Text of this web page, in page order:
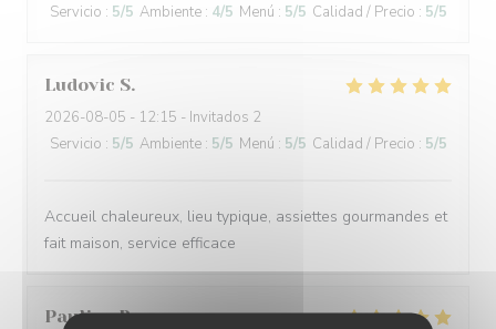
Servicio : 5/5 Ambiente : 4/5 Menú : 5/5 Calidad / Precio : 5/5
Ludovic S
2026-08-05 - 12:15 - Invitados 2
Servicio : 5/5 Ambiente : 5/5 Menú : 5/5 Calidad / Precio : 5/5
Accueil chaleureux, lieu typique, assiettes gourmandes et
fait maison, service efficace
Pauline B